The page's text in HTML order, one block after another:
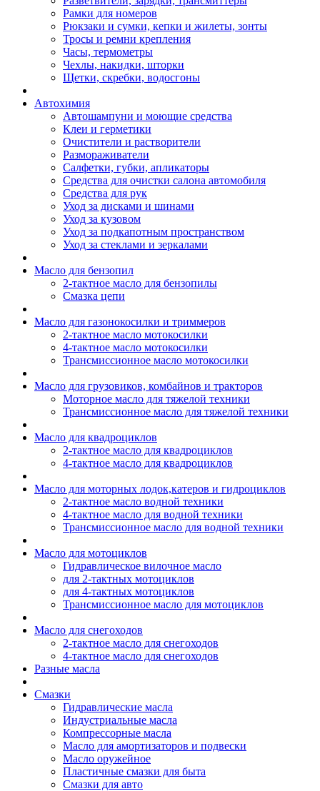
Рамки для номеров
Рюкзаки и сумки, кепки и жилеты, зонты
Тросы и ремни крепления
Часы, термометры
Чехлы, накидки, шторки
Щетки, скребки, водосгоны
Автохимия
Автошампуни и моющие средства
Клеи и герметики
Очистители и растворители
Размораживатели
Салфетки, губки, апликаторы
Средства для очистки салона автомобиля
Средства для рук
Уход за дисками и шинами
Уход за кузовом
Уход за подкапотным пространством
Уход за стеклами и зеркалами
Масло для бензопил
2-тактное масло для бензопилы
Cмазка цепи
Масло для газонокосилки и триммеров
2-тактное масло мотокосилки
4-тактное масло мотокосилки
Трансмиссионное масло мотокосилки
Масло для грузовиков, комбайнов и тракторов
Моторное масло для тяжелой техники
Трансмиссионное масло для тяжелой техники
Масло для квадроциклов
2-тактное масло для квадроциклов
4-тактное масло для квадроциклов
Масло для моторных лодок,катеров и гидроциклов
2-тактное масло водной техники
4-тактное масло для водной техники
Трансмиссионное масло для водной техники
Масло для мотоциклов
Гидравлическое вилочное масло
для 2-тактных мотоциклов
для 4-тактных мотоциклов
Трансмиссионное масло для мотоциклов
Масло для снегоходов
2-тактное масло для снегоходов
4-тактное масло для снегоходов
Разные масла
Смазки
Гидравлические масла
Индустриальные масла
Компрессорные масла
Масло для амортизаторов и подвески
Масло оружейное
Пластичные смазки для быта
Смазки для авто